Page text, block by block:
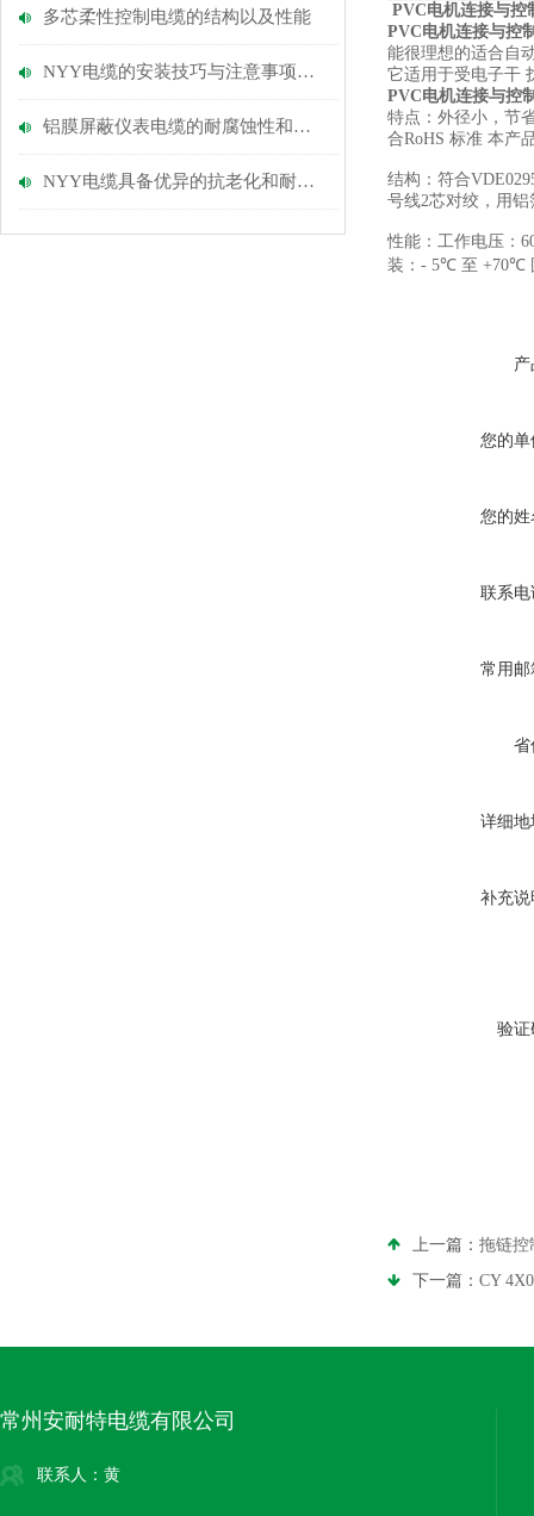
多芯柔性控制电缆的​结构以及​性能
NYY电缆的安装技巧与注意事项说明
铝膜屏蔽仪表电缆的耐腐蚀性和环境适应能力
NYY电缆具备优异的抗老化和耐磨损性能
PVC电机连接与控
PVC电机连接与控
能很理想的适合自
它适用于受电子干
PVC电机连接与控
特点： 外径小，节
合RoHS 标准 本产
结构： 符合
号线2芯对绞，用
性能： 工作电压：
装：- 5℃ 至 +70℃
您的单
您的姓
联系电
常用邮
省
详细地
补充说
验证
上一篇： 拖链控
下一篇： CY
常州安耐特电缆有限公司
联系人：黄